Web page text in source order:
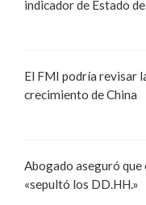
indicador de Estado
El FMI podría revisar
crecimiento de China
Abogado aseguró
«sepultó los DD.HH.»